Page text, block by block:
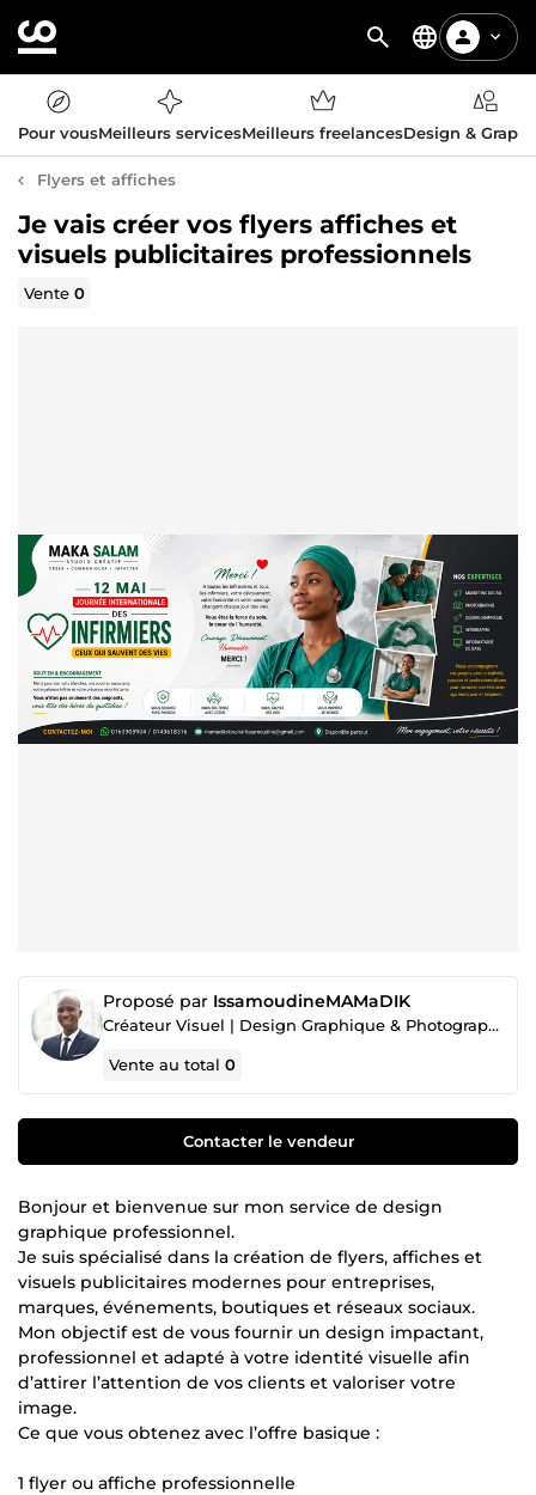
Pour vousMeilleurs servicesMeilleurs freelancesDesign &
Flyers et affiches
Je vais créer vos flyers affiches et
visuels publicitaires professionnels
Vente0
Proposé par IssamoudineMAMaDIK
Créateur Visuel | Design Graphique & Photographie
Vente au total0
Contacter le vendeur
Bonjour et bienvenue sur mon service de design
graphique professionnel.
Je suis spécialisé dans la création de flyers, affiches et
visuels publicitaires modernes pour entreprises,
marques, événements, boutiques et réseaux sociaux.
Mon objectif est de vous fournir un design impactant,
professionnel et adapté à votre identité visuelle afin
d’attirer l’attention de vos clients et valoriser votre
image.
Ce que vous obtenez avec l’offre basique :
1 flyer ou affiche professionnelle